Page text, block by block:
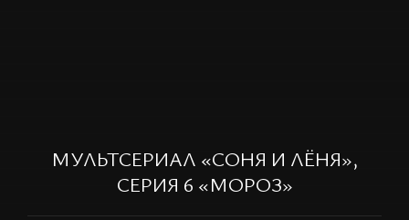
МУЛЬТСЕРИАЛ «СОНЯ И ЛЁНЯ»,
СЕРИЯ 6 «МОРОЗ»